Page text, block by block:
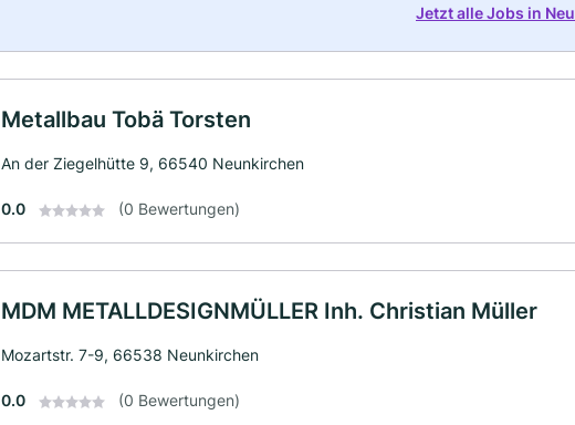
Jetzt alle Jobs in
Metallbau Tobä Torsten
An der Ziegelhütte 9, 66540 Neunkirchen
0.0 (0 Bewertungen)
MDM METALLDESIGNMÜLLER Inh. Christian Müller
Mozartstr. 7-9, 66538 Neunkirchen
0.0 (0 Bewertungen)